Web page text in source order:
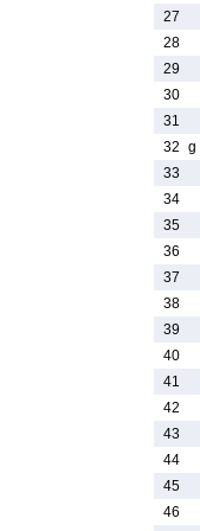
27
28
29
30
31
32 g
33
34
35
36
37
38
39
40
41
42
43
44
45
46